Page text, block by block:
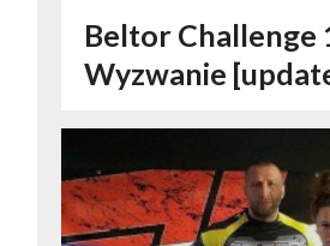
Beltor Challenge
Wyzwanie